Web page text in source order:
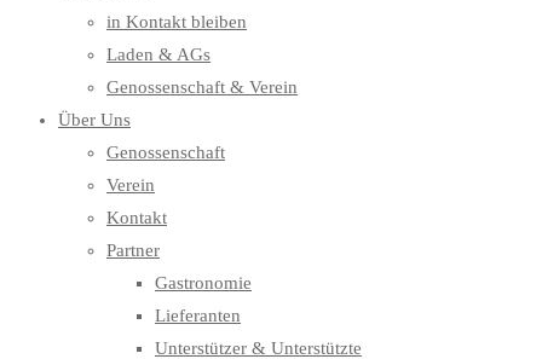
in Kontakt bleiben
Laden & AGs
Genossenschaft & Verein
Über Uns
Genossenschaft
Verein
Kontakt
Partner
Gastronomie
Lieferanten
Unterstützer & Unterstützte